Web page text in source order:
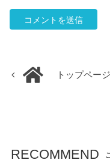
トップペー
RECOMMEND